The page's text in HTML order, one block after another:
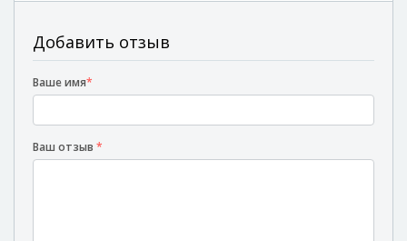
Добавить отзыв
Ваше имя*
Ваш отзыв *